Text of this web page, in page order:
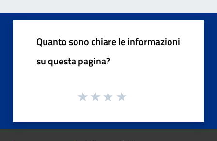
Quanto sono chiare le informazioni
su questa pagina?